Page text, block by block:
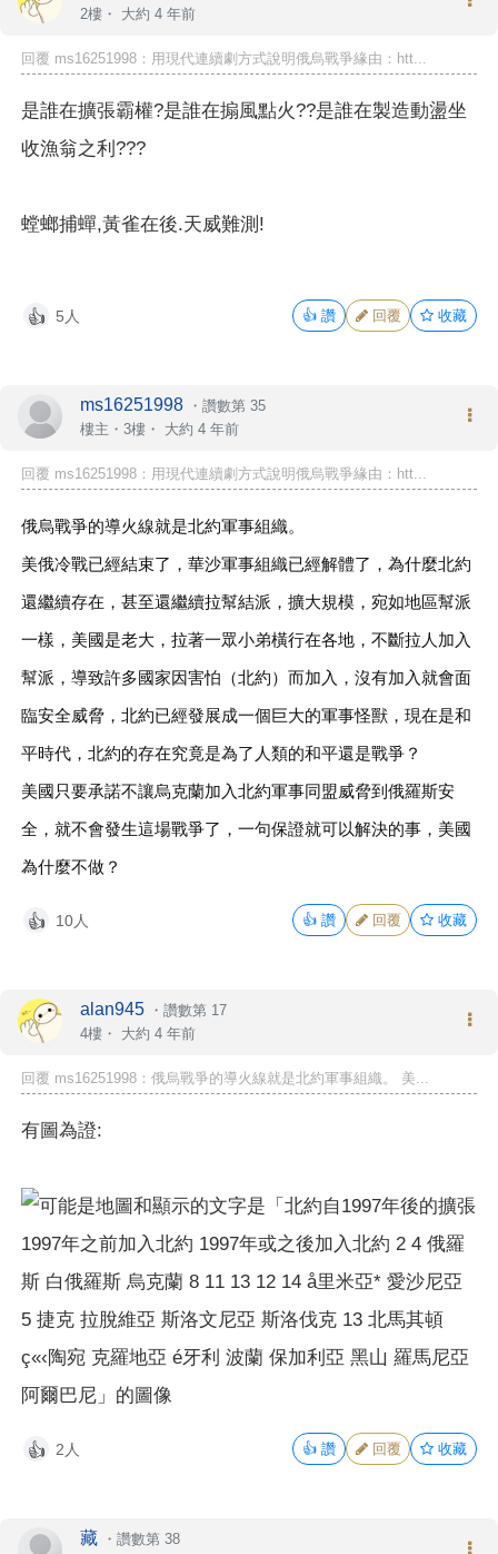
2樓・ 大約 4 年前
回覆 ms16251998：用現代連續劇方式說明俄烏戰爭緣由：htt...
是誰在擴張霸權?是誰在搧風點火??是誰在製造動盪坐
收漁翁之利???
螳螂捕蟬,黃雀在後.天威難測!
👍 5人 👍 讚 回覆 收藏
ms16251998 ・ 讚數第 35
樓主 ・3樓・ 大約 4 年前
回覆 ms16251998：用現代連續劇方式說明俄烏戰爭緣由：htt...
俄烏戰爭的導火線就是北約軍事組織。
美俄冷戰已經結束了，華沙軍事組織已經解體了，為什麼北約
還繼續存在，甚至還繼續拉幫結派，擴大規模，宛如地區幫派
一樣，美國是老大，拉著一眾小弟橫行在各地，不斷拉人加入
幫派，導致許多國家因害怕（北約）而加入，沒有加入就會面
臨安全威脅，北約已經發展成一個巨大的軍事怪獸，現在是和
平時代，北約的存在究竟是為了人類的和平還是戰爭？
美國只要承諾不讓烏克蘭加入北約軍事同盟威脅到俄羅斯安
全，就不會發生這場戰爭了，一句保證就可以解決的事，美國
為什麼不做？
👍 10人 👍 讚 回覆 收藏
alan945 ・ 讚數第 17
4樓・ 大約 4 年前
回覆 ms16251998：俄烏戰爭的導火線就是北約軍事組織。 美...
有圖為證:
👍 2人 👍 讚 回覆 收藏
藏 ・ 讚數第 38